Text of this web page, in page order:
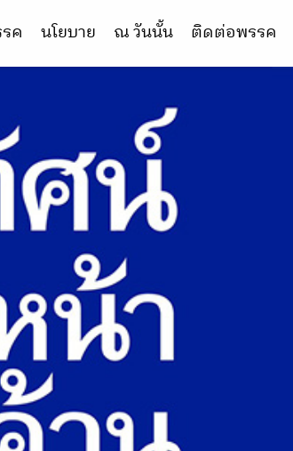
ค นโยบาย ณ วันนั้น ติดต่อพรรค